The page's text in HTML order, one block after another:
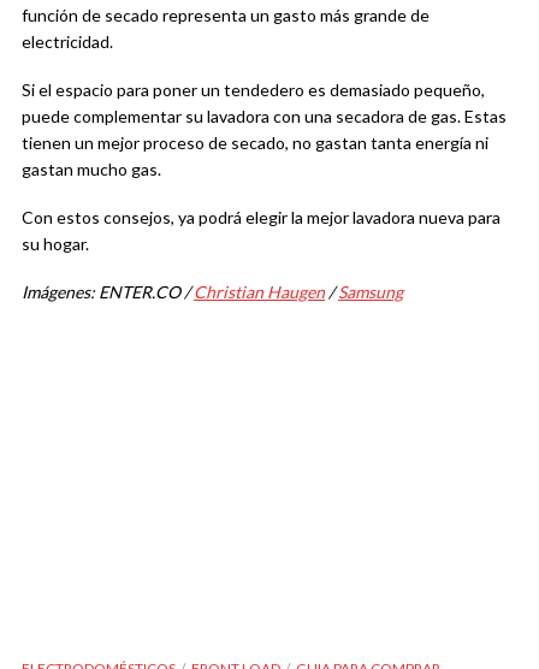
función de secado representa un gasto más grande de
electricidad.
Si el espacio para poner un tendedero es demasiado pequeño,
puede complementar su lavadora con una secadora de gas. Estas
tienen un mejor proceso de secado, no gastan tanta energía ni
gastan mucho gas.
Con estos consejos, ya podrá elegir la mejor lavadora nueva para
su hogar.
Imágenes: ENTER.CO /Christian Haugen/Samsung